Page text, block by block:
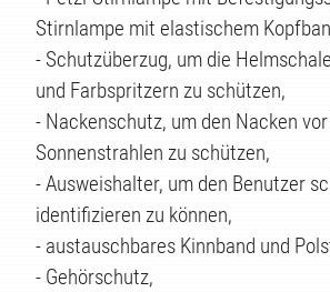
Stirnlampe mit elastischem
- Schutzüberzug, um die
und Farbspritzern zu schützen,
- Nackenschutz, um den Nacken
Sonnenstrahlen zu schützen,
- Ausweishalter, um den Benutzer
identifizieren zu können,
- austauschbares Kinnband und
- Gehörschutz,